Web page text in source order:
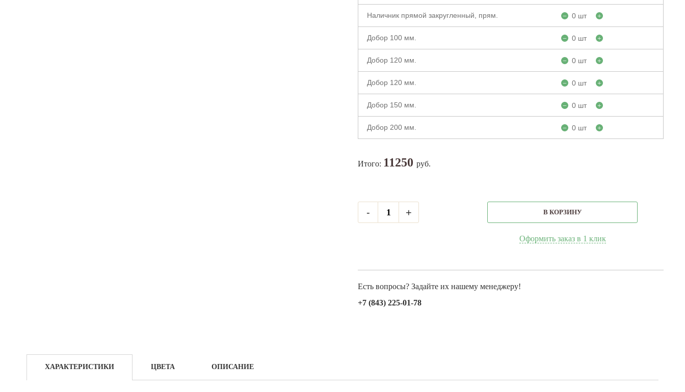
Наличник прямой закругленный, прям. − 0 шт +
Добор 100 мм. − 0 шт +
Добор 120 мм. − 0 шт +
Добор 120 мм. − 0 шт +
Добор 150 мм. − 0 шт +
Добор 200 мм. − 0 шт +
Итого: 11250 руб.
- + В КОРЗИНУ
Оформить заказ в 1 клик
Есть вопросы? Задайте их нашему менеджеру!
+7 (843) 225-01-78
ХАРАКТЕРИСТИКИ ЦВЕТА ОПИСАНИЕ